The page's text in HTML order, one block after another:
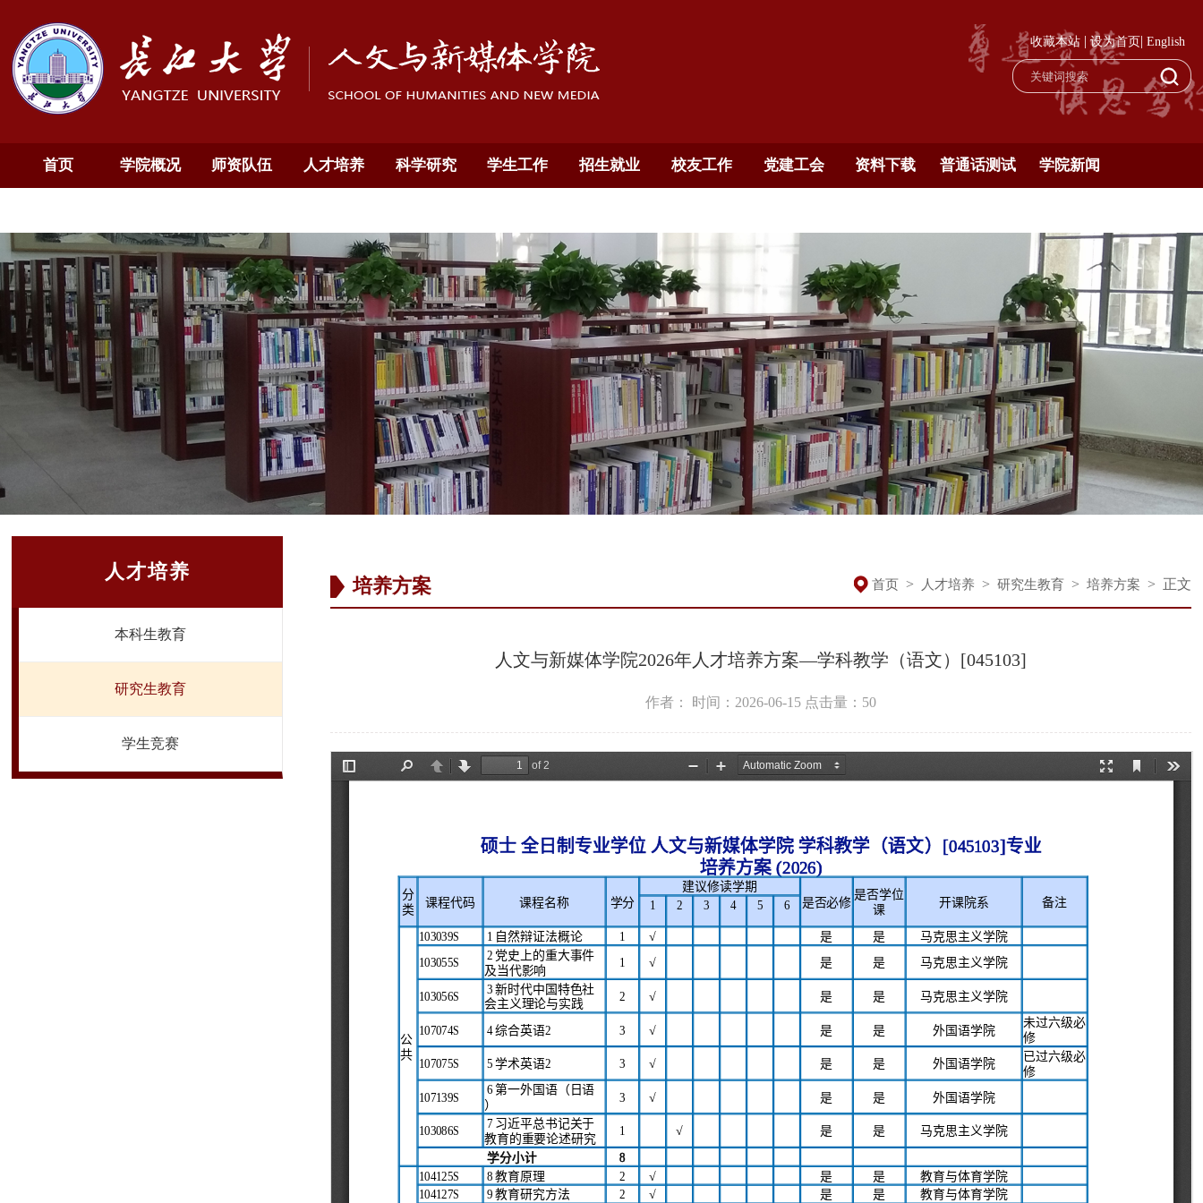
收藏本站|设为首页| English
首页 学院概况 师资队伍 人才培养 科学研究 学生工作 招生就业 校友工作 党建工会 资料下载 普通话测试 学院新闻
人才培养
本科生教育
研究生教育
学生竞赛
培养方案 首页 > 人才培养 > 研究生教育 > 培养方案 > 正文
人文与新媒体学院2026年人才培养方案—学科教学（语文）[045103]
作者： 时间：2026-06-15 点击量： 50